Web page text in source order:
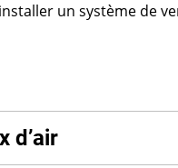
un système de
d’air